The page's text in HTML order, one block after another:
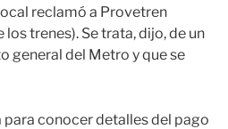
reclamó a Provetren
trenes). Se trata, dijo, de un
general del Metro y que se
para conocer detalles del pago